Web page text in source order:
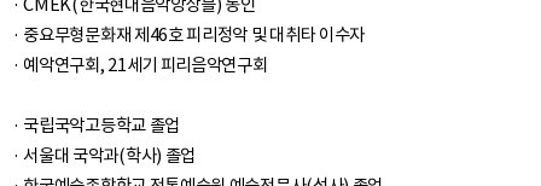
· CMEK(한국현대음악앙상블) 동인
· 중요무형문화재 제46호 피리정악 및 대취타 이수자
· 예악연구회, 21세기 피리음악연구회
· 국립국악고등학교 졸업
· 서울대 국악과(학사) 졸업